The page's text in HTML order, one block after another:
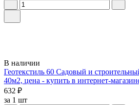
В наличии
Геотекстиль 60 Садовый и
40м2, цена - купить в интернет-
632 ₽
за 1 шт